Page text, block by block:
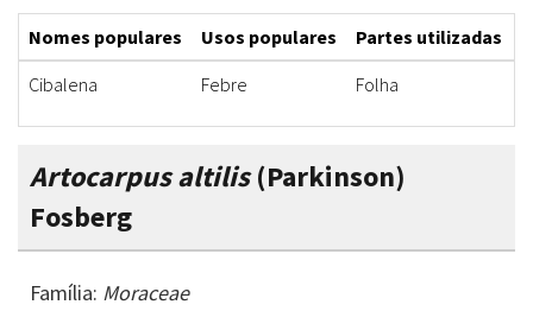
Nomes populares Usos populares Partes utilizadas
Cibalena
Febre Folha
Artocarpus altilis(Parkinson)
Fosberg
Família: Moraceae